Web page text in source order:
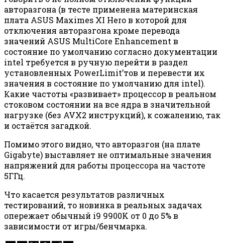
авторазгона (в тесте применена материнская
плата ASUS Maximes XI Hero в которой для
отключения авторазгона кроме перевода
значений ASUS MultiCore Enhancement в
состояние по умолчанию согласно документации
intel требуется в ручную перейти в раздел
установленных PowerLimit’тов и перевести их
значения в состояние по умолчанию для intel).
Какие частоты «развивает» процессор в реальном
стоковом состоянии на все ядра в значительной
нагрузке (без AVX2 инструкций), к сожалению, так
и остаётся загадкой.
Помимо этого видно, что авторазгон (на плате
Gigabyte) выставляет не оптимальные значения
напряжений для работы процессора на частоте
5ГГц.
Что касается результатов различных
тестирований, то новинка в реальных задачах
опережает обычный i9 9900K от 0 до 5% в
зависимости от игры/бенчмарка.